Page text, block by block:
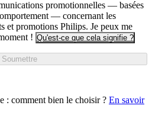
promotionnelles — basées
— concernant les
et promotions Philips. Je peux me
! Qu'est-ce que cela signifie ?
Soumettre
: comment bien le choisir ? En savoir